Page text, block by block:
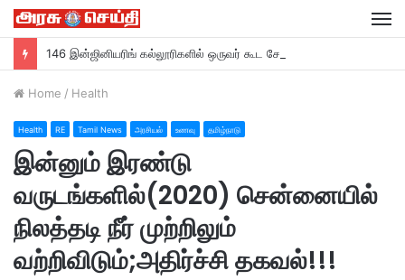
146 இன்ஜினியரிங் கல்லூரிகளில் ஒருவர் கூட சேரவில்லை….?
Home / Health
Health RE Tamil News அரசியல் உணவு தமிழ்நாடு
இன்னும் இரண்டு
வருடங்களில்(2020) சென்னையில்
நிலத்தடி நீர் முற்றிலும்
வற்றிவிடும்;அதிர்ச்சி தகவல்!!!